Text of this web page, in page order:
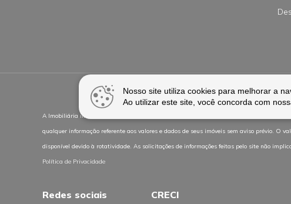
Nosso site utiliza cookies para melhorar a
Ao utilizar este site, você concorda com
A Imobiliária informa que em caso de imóveis em construção, as mobílias e artigos de
qualquer informação referente aos valores e dados de seus imóveis sem aviso prévio. O
disponível devido à rotatividade. As solicitações de informações feitas pelo site não
Política de Privacidade
Redes sociais CRECI